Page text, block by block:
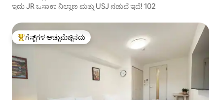
ಇದು JR ಒಸಾಕಾ ನಿಲ್ದಾಣ ಮತ್ತು USJ ನಡುವೆ ಇದೆ! 102
ಗೆಸ್ಟ್‌ಗಳಿಗೆ ಅತಿ ಹೆಚ್ಚು ಅಚ್ಚುಮೆಚ್ಚಿನದು
ಗೆಸ್ಟ್‌ಗಳ ಅಚ್ಚುಮೆಚ್ಚಿನದು